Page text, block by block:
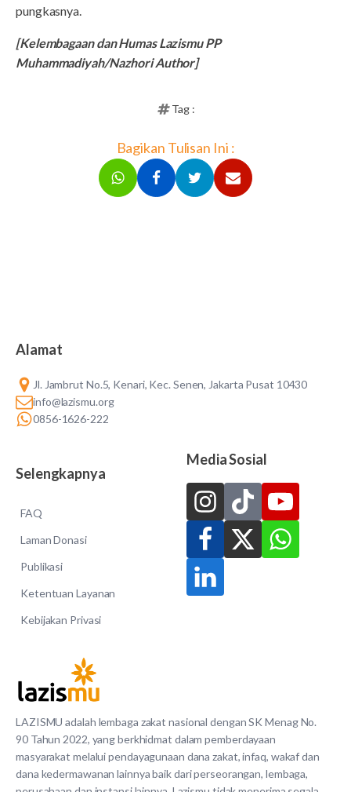
pungkasnya.
[Kelembagaan dan Humas Lazismu PP
Muhammadiyah/Nazhori Author]
Tag :
Bagikan Tulisan Ini :
LAZISMU adalah lembaga zakat nasional dengan SK Menag No.
90 Tahun 2022, yang berkhidmat dalam pemberdayaan
masyarakat melalui pendayagunaan dana zakat, infaq, wakaf dan
dana kedermawanan lainnya baik dari perseorangan, lembaga,
Alamat
Jl. Jambrut No.5, Kenari, Kec. Senen, Jakarta Pusat 10430
info@lazismu.org
0856-1626-222
Selengkapnya
FAQ
Laman Donasi
Publikasi
Ketentuan Layanan
Kebijakan Privasi
Media Sosial